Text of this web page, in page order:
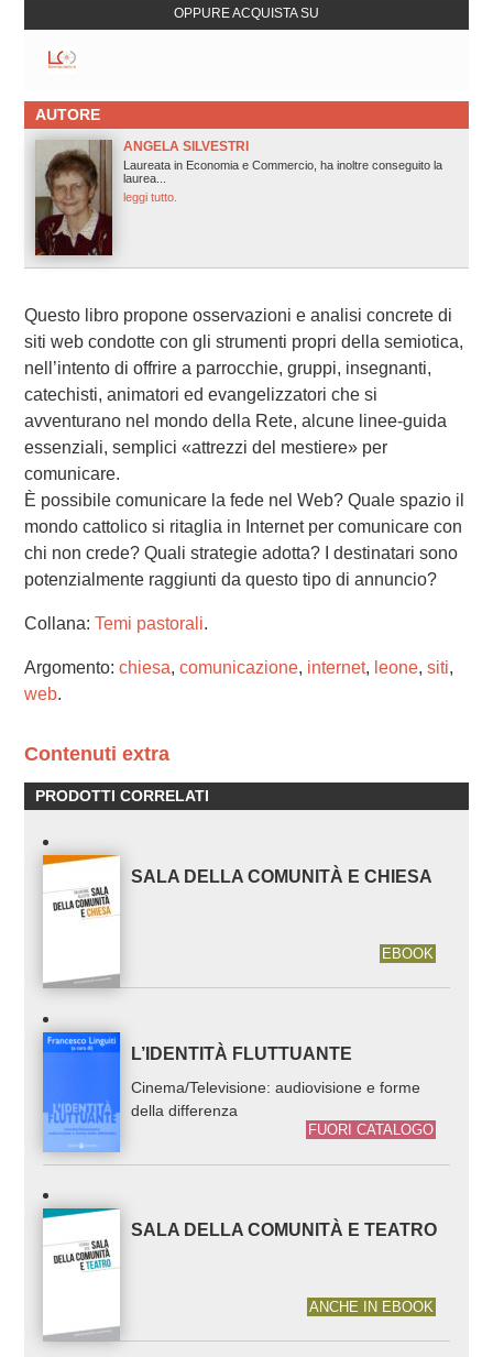
OPPURE ACQUISTA SU
AUTORE
ANGELA SILVESTRI
Laureata in Economia e Commercio, ha inoltre conseguito la
laurea...
leggi tutto.
Questo libro propone osservazioni e analisi concrete di
siti web condotte con gli strumenti propri della semiotica,
nell’intento di offrire a parrocchie, gruppi, insegnanti,
catechisti, animatori ed evangelizzatori che si
avventurano nel mondo della Rete, alcune linee-guida
essenziali, semplici «attrezzi del mestiere» per
comunicare.
È possibile comunicare la fede nel Web? Quale spazio il
mondo cattolico si ritaglia in Internet per comunicare con
chi non crede? Quali strategie adotta? I destinatari sono
potenzialmente raggiunti da questo tipo di annuncio?
Collana: Temi pastorali.
Argomento: chiesa, comunicazione, internet, leone, siti,
web.
Contenuti extra
PRODOTTI CORRELATI
SALA DELLA COMUNITÀ E CHIESA
EBOOK
L’IDENTITÀ FLUTTUANTE
Cinema/Televisione: audiovisione e forme
della differenza
FUORI CATALOGO
SALA DELLA COMUNITÀ E TEATRO
ANCHE IN EBOOK